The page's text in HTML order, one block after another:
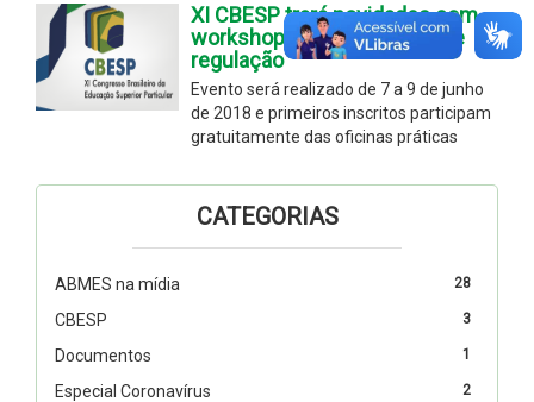
XI CBESP trará novidades com
workshops sobre avaliação e
regulação
Evento será realizado de 7 a 9 de junho
de 2018 e primeiros inscritos participam
gratuitamente das oficinas práticas
CATEGORIAS
28
ABMES na mídia
3
CBESP
1
Documentos
2
Especial Coronavírus